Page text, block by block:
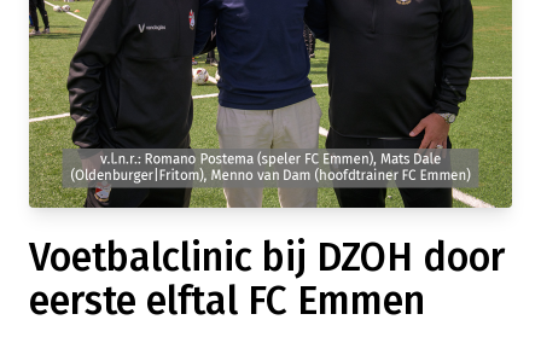
Voetbalclinic bij DZOH door
eerste elftal FC Emmen